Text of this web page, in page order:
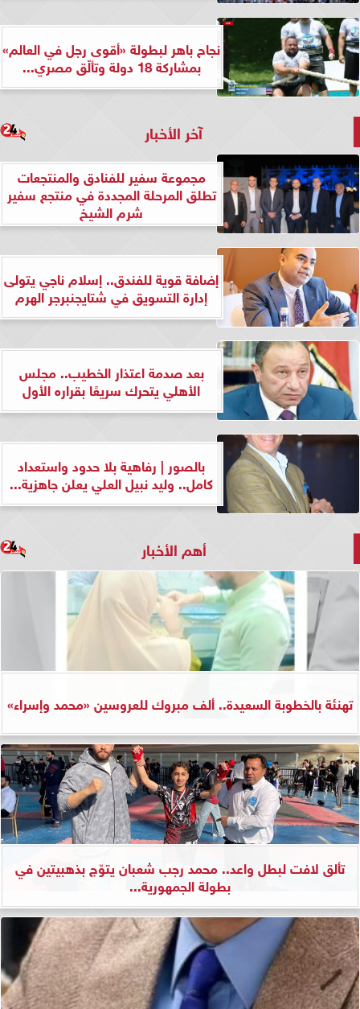
نجاح باهر لبطولة «أقوى رجل في العالم»
بمشاركة 18 دولة وتألّق مصري...
آخر الأخبار
مجموعة سفير للفنادق والمنتجعات
تطلق المرحلة المجددة في منتجع سفير
شرم الشيخ
إضافة قوية للفندق.. إسلام ناجي يتولى
إدارة التسويق في شتايجنبرجر الهرم
بعد صدمة اعتذار الخطيب.. مجلس
الأهلي يتحرك سريعًا بقراره الأول
بالصور | رفاهية بلا حدود واستعداد
كامل.. وليد نبيل العلي يعلن جاهزية...
أهم الأخبار
تهنئة بالخطوبة السعيدة.. ألف مبروك للعروسين «محمد وإسراء»
تألق لافت لبطل واعد.. محمد رجب شعبان يتوّج بذهبيتين في
بطولة الجمهورية...